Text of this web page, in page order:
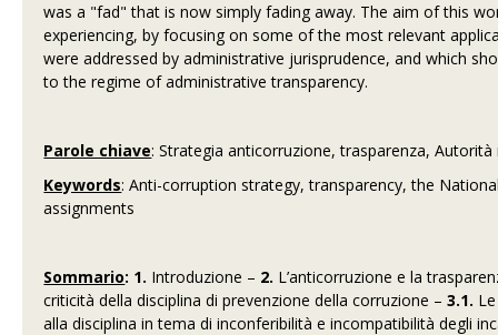
was a "fad" that is now simply fading away. The aim of this
experiencing, by focusing on some of the most relevant
were addressed by administrative jurisprudence, and which
to the regime of administrative transparency.
Parole chiave: Strategia anticorruzione, trasparenza,
Keywords: Anti-corruption strategy, transparency, the
assignments
Sommario: 1. Introduzione – 2. L’anticorruzione e la
criticità della disciplina di prevenzione della corruzione –3.1.
alla disciplina in tema di inconferibilità e incompatibilità degli